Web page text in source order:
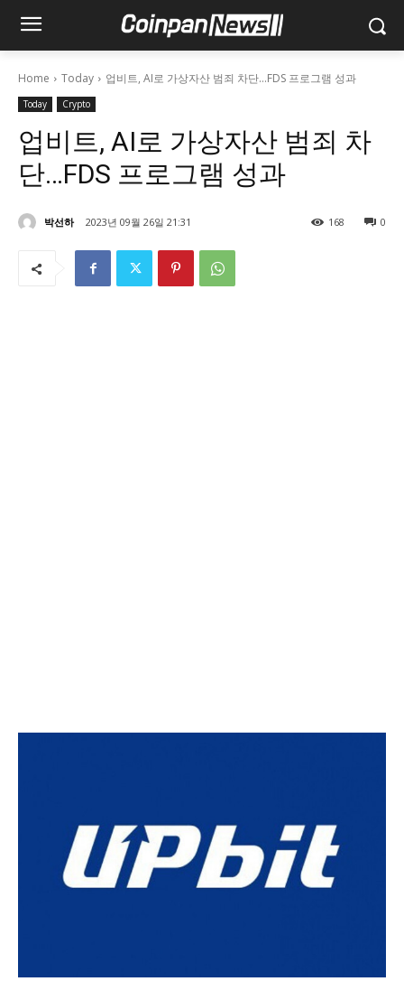
Home Today 업비트, AI로 가상자산 범죄 차단…FDS 프로그램 성과
Today Crypto
업비트, AI로 가상자산 범죄 차
단…FDS 프로그램 성과
박선하 2023년 09월 26일 21:31 0
168